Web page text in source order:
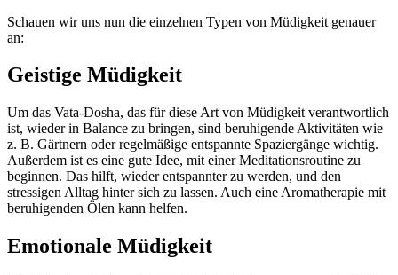
Schauen wir uns nun die einzelnen Typen von Müdigkeit genauer
an:
Geistige Müdigkeit
Um das Vata-Dosha, das für diese Art von Müdigkeit verantwortlich
ist, wieder in Balance zu bringen, sind beruhigende Aktivitäten wie
z. B. Gärtnern oder regelmäßige entspannte Spaziergänge wichtig.
Außerdem ist es eine gute Idee, mit einer Meditationsroutine zu
beginnen. Das hilft, wieder entspannter zu werden, und den
stressigen Alltag hinter sich zu lassen. Auch eine Aromatherapie mit
beruhigenden Ölen kann helfen.
Emotionale Müdigkeit